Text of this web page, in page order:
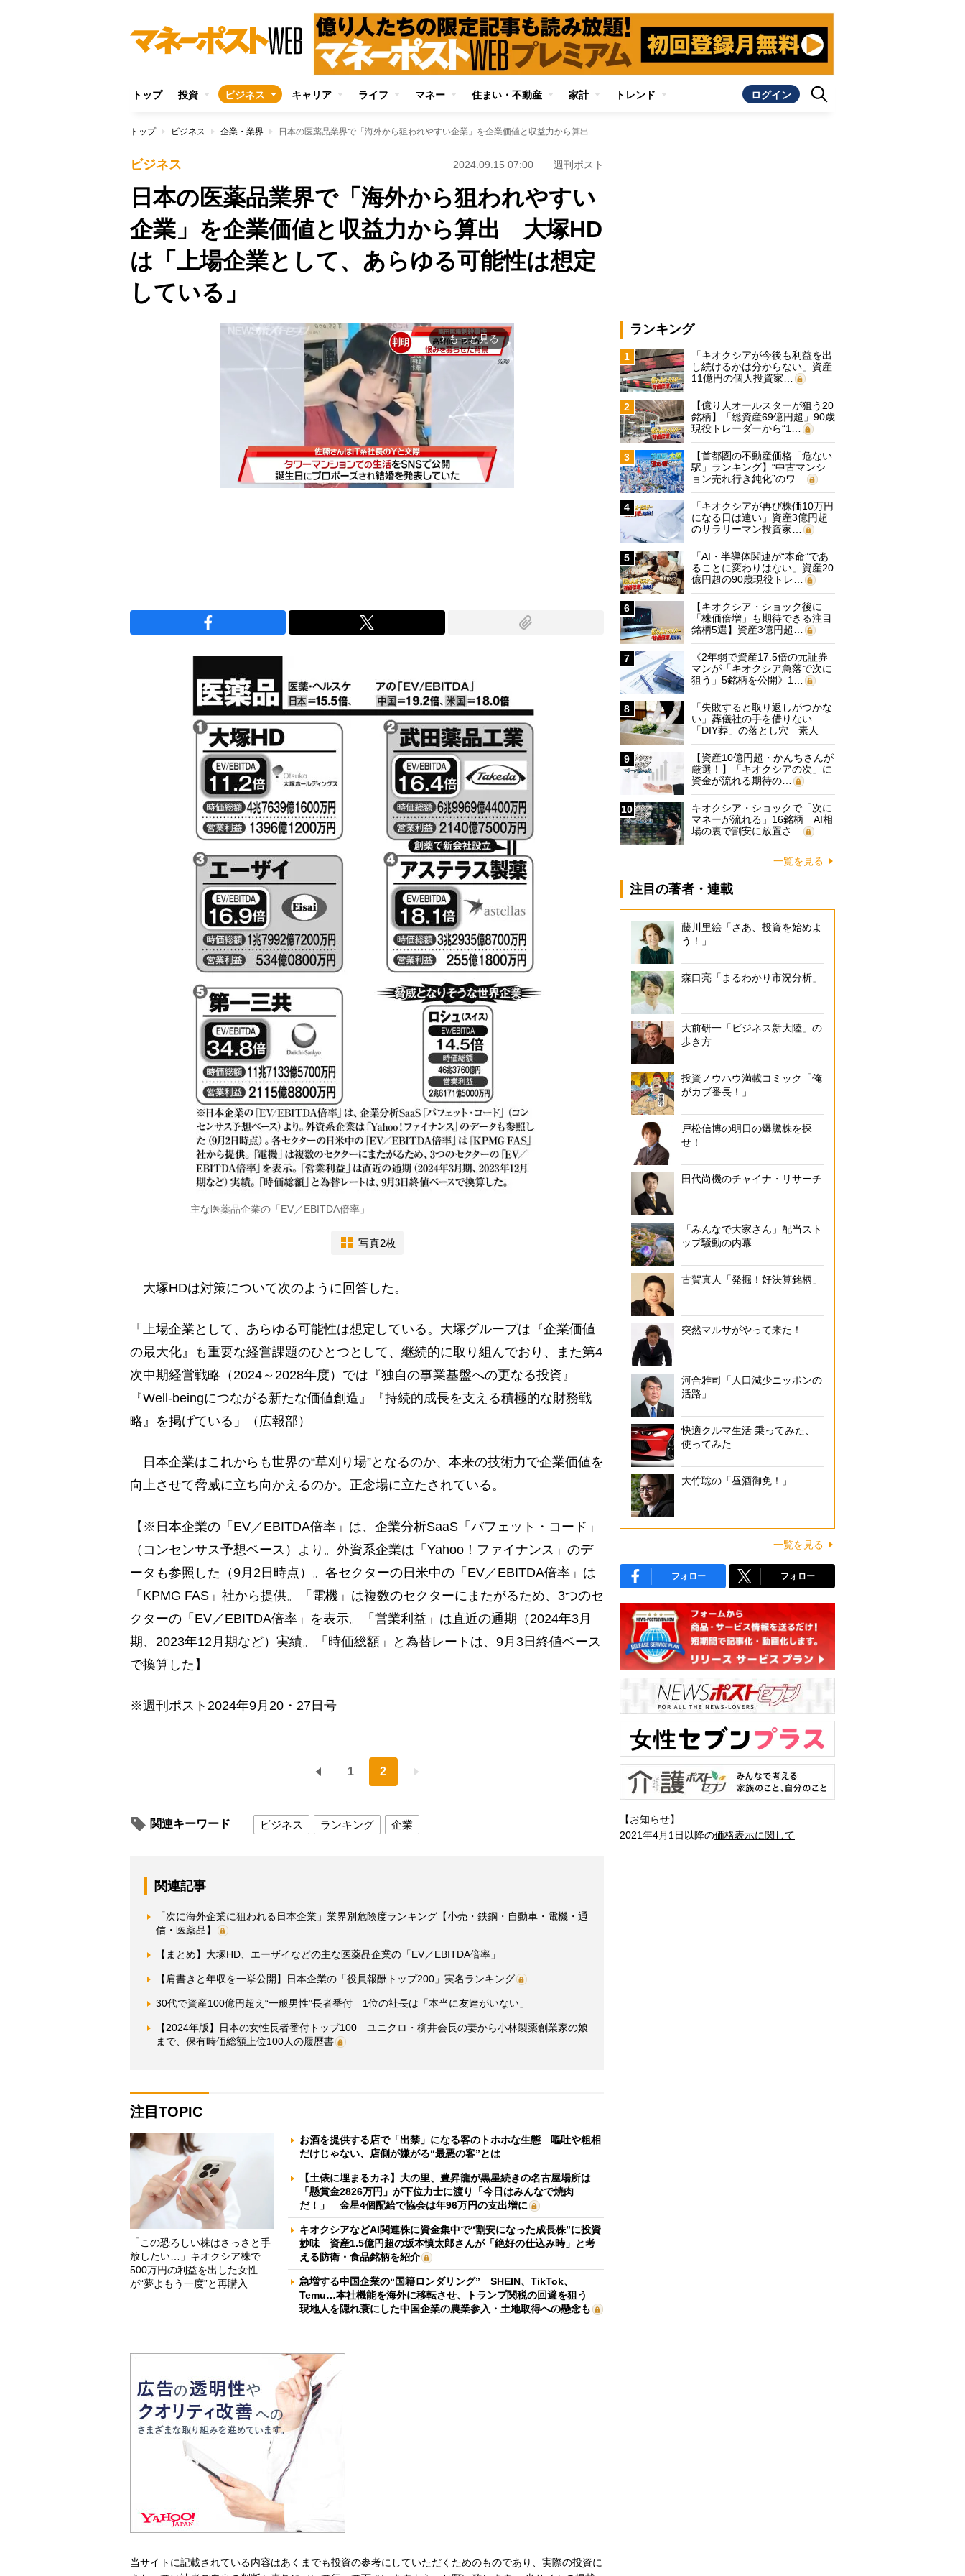
トップ 投資 ビジネス キャリア ライフ マネー 住まい・不動産 家計 トレンド ログイン
トップ ビジネス 企業・業界 日本の医薬品業界で「海外から狙われやすい企業」を企業価値と収益力から算出 大塚HDは「上場企業として、あらゆる可能性は想定している」
ビジネス 2024.09.15 07:00 週刊ポスト
日本の医薬品業界で「海外から狙われやすい
企業」を企業価値と収益力から算出 大塚HD
は「上場企業として、あらゆる可能性は想定
している」
arrow_forward_ios もっと見る
主な医薬品企業の「EV／EBITDA倍率」
写真2枚
大塚HDは対策について次のように回答した。
「上場企業として、あらゆる可能性は想定している。大塚グループは『企業価値
の最大化』も重要な経営課題のひとつとして、継続的に取り組んでおり、また第4
次中期経営戦略（2024～2028年度）では『独自の事業基盤への更なる投資』
『Well-beingにつながる新たな価値創造』『持続的成長を支える積極的な財務戦
略』を掲げている」（広報部）
日本企業はこれからも世界の“草刈り場”となるのか、本来の技術力で企業価値を
向上させて脅威に立ち向かえるのか。正念場に立たされている。
【※日本企業の「EV／EBITDA倍率」は、企業分析SaaS「バフェット・コード」
（コンセンサス予想ベース）より。外資系企業は「Yahoo！ファイナンス」のデ
ータも参照した（9月2日時点）。各セクターの日米中の「EV／EBITDA倍率」は
「KPMG FAS」社から提供。「電機」は複数のセクターにまたがるため、3つのセ
クターの「EV／EBITDA倍率」を表示。「営業利益」は直近の通期（2024年3月
期、2023年12月期など）実績。「時価総額」と為替レートは、9月3日終値ベース
で換算した】
※週刊ポスト2024年9月20・27日号
1 2
関連キーワード ビジネス ランキング 企業
関連記事
「次に海外企業に狙われる日本企業」業界別危険度ランキング【小売・鉄鋼・自動車・電機・通
信・医薬品】
【まとめ】大塚HD、エーザイなどの主な医薬品企業の「EV／EBITDA倍率」
【肩書きと年収を一挙公開】日本企業の「役員報酬トップ200」実名ランキング
30代で資産100億円超え“一般男性”長者番付 1位の社長は「本当に友達がいない」
【2024年版】日本の女性長者番付トップ100 ユニクロ・柳井会長の妻から小林製薬創業家の娘
まで、保有時価総額上位100人の履歴書
注目TOPIC
「この恐ろしい株はさっさと手
放したい…」キオクシア株で
500万円の利益を出した女性
が“夢よもう一度”と再購入
お酒を提供する店で「出禁」になる客のトホホな生態 嘔吐や粗相
だけじゃない、店側が嫌がる“最悪の客”とは
【土俵に埋まるカネ】大の里、豊昇龍が黒星続きの名古屋場所は
「懸賞金2826万円」が下位力士に渡り「今日はみんなで焼肉
だ！」 金星4個配給で協会は年96万円の支出増に
キオクシアなどAI関連株に資金集中で“割安になった成長株”に投資
妙味 資産1.5億円超の坂本慎太郎さんが「絶好の仕込み時」と考
える防衛・食品銘柄を紹介
急増する中国企業の“国籍ロンダリング” SHEIN、TikTok、
Temu…本社機能を海外に移転させ、トランプ関税の回避を狙う
現地人を隠れ蓑にした中国企業の農業参入・土地取得への懸念も
当サイトに記載されている内容はあくまでも投資の参考にしていただくためのものであり、実際の投資に
ランキング
1
「キオクシアが今後も利益を出
し続けるかは分からない」資産
11億円の個人投資家…
2
【億り人オールスターが狙う20
銘柄】「総資産69億円超」90歳
現役トレーダーから“1…
3
【首都圏の不動産価格「危ない
駅」ランキング】“中古マンシ
ョン売れ行き鈍化”のワ…
4
「キオクシアが再び株価10万円
になる日は遠い」資産3億円超
のサラリーマン投資家…
5
「AI・半導体関連が“本命”であ
ることに変わりはない」資産20
億円超の90歳現役トレ…
6
【キオクシア・ショック後に
「株価倍増」も期待できる注目
銘柄5選】資産3億円超…
7
《2年弱で資産17.5倍の元証券
マンが「キオクシア急落で次に
狙う」5銘柄を公開》1…
8
「失敗すると取り返しがつかな
い」葬儀社の手を借りない
「DIY葬」の落とし穴 素人
に…
9
【資産10億円超・かんちさんが
厳選！】「キオクシアの次」に
資金が流れる期待の…
10
キオクシア・ショックで「次に
マネーが流れる」16銘柄 AI相
場の裏で割安に放置さ…
一覧を見る
注目の著者・連載
藤川里絵「さあ、投資を始めよ
う！」
森口亮「まるわかり市況分析」
大前研一「ビジネス新大陸」の
歩き方
投資ノウハウ満載コミック「俺
がカブ番長！」
戸松信博の明日の爆騰株を探
せ！
田代尚機のチャイナ・リサーチ
「みんなで大家さん」配当スト
ップ騒動の内幕
古賀真人「発掘！好決算銘柄」
突然マルサがやって来た！
河合雅司「人口減少ニッポンの
活路」
快適クルマ生活 乗ってみた、
使ってみた
大竹聡の「昼酒御免！」
一覧を見る
フォロー フォロー
【お知らせ】
2021年4月1日以降の価格表示に関して